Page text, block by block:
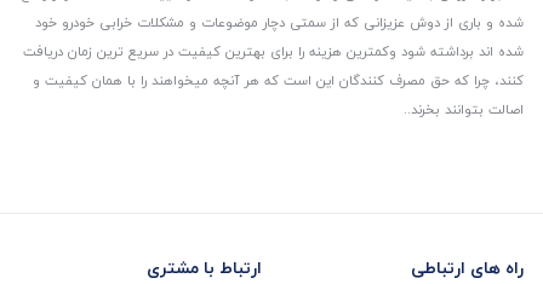
شده و باری از دوش عزیزانی که از سمتی دچار موضوعات و مشکلات خرابی خودرو خود
شده اند برداشته شود و‌کمترین هزینه را برای بهترین کیفیت در سریع ترین زمان دریافت
کنند، چرا که حق مصرف کنندگان این است که هر آنچه میخواهند را با همان کیفیت و
اصالت بتوانند بخرند..
راه های ارتباطی ارتباط با مشتری